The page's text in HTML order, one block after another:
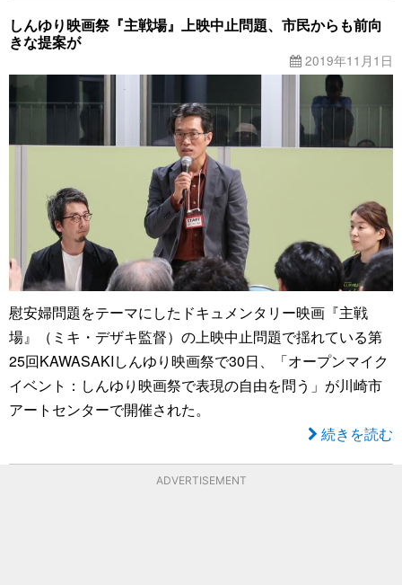
しんゆり映画祭『主戦場』上映中止問題、市民からも前向
きな提案が
2019年11月1日
慰安婦問題をテーマにしたドキュメンタリー映画『主戦
場』（ミキ・デザキ監督）の上映中止問題で揺れている第
25回KAWASAKIしんゆり映画祭で30日、「オープンマイク
イベント：しんゆり映画祭で表現の自由を問う」が川崎市
アートセンターで開催された。
続きを読む
ADVERTISEMENT